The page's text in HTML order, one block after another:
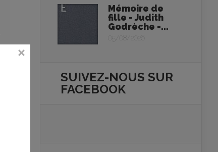
Mémoire de
fille - Judith
Godrèche -...
05/08/2026
SUIVEZ-NOUS SUR
FACEBOOK